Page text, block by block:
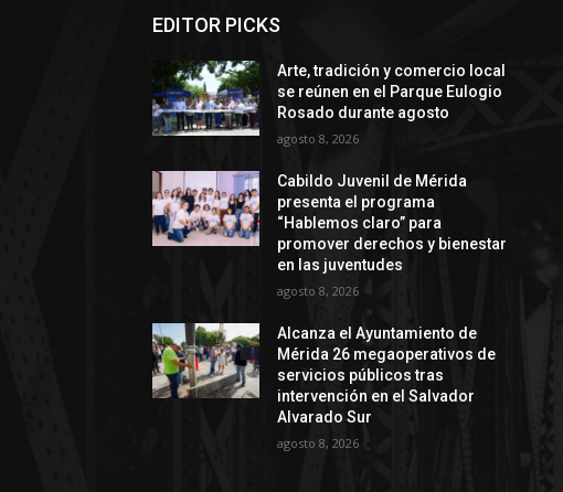
EDITOR PICKS
Arte, tradición y comercio local
se reúnen en el Parque Eulogio
Rosado durante agosto
agosto 8, 2026
Cabildo Juvenil de Mérida
presenta el programa
“Hablemos claro” para
promover derechos y bienestar
en las juventudes
agosto 8, 2026
Alcanza el Ayuntamiento de
Mérida 26 megaoperativos de
servicios públicos tras
intervención en el Salvador
Alvarado Sur
agosto 8, 2026